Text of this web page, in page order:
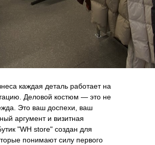
каждая деталь работает на
Деловой костюм — это не
Это ваш доспехи, ваш
аргумент и визитная
"WH store" создан для
понимают силу первого